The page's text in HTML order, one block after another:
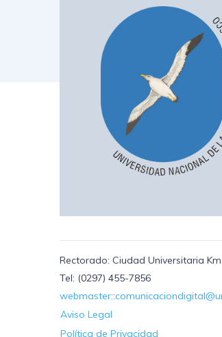
Rectorado: Ciudad Universitaria
Tel: (0297) 455-7856
Aviso Legal
Política de Privacidad